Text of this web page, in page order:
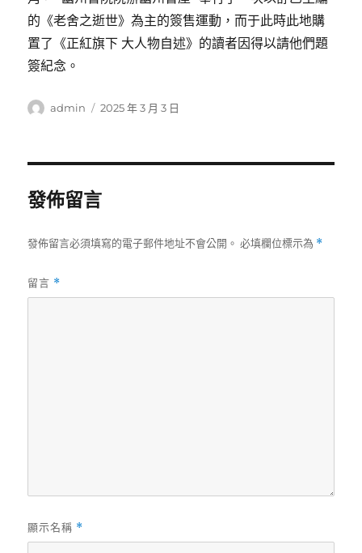
的《老舍之逝世》為主的簽售運動，而于此時此地購
置了《正紅旗下 大人物自述》的讀者因得以請他們題
簽紀念。
作
admin
發
2025 年 3 月 3 日
發佈留言
發佈留言必須填寫的電子郵件地址不會公開。 必填欄位標示為 *
留言 *
顯示名稱 *